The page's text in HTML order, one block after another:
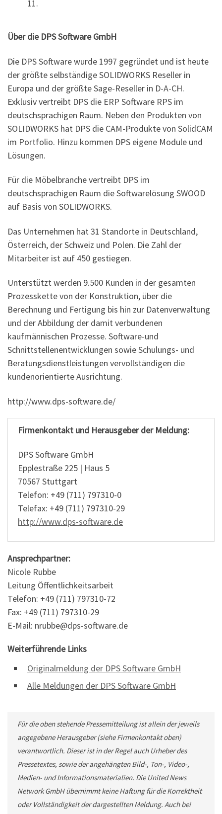
11.
Über die DPS Software GmbH
Die DPS Software wurde 1997 gegründet und ist heute
der größte selbständige SOLIDWORKS Reseller in
Europa und der größte Sage-Reseller in D-A-CH.
Exklusiv vertreibt DPS die ERP Software RPS im
deutschsprachigen Raum. Neben den Produkten von
SOLIDWORKS hat DPS die CAM-Produkte von SolidCAM
im Portfolio. Hinzu kommen DPS eigene Module und
Lösungen.
Für die Möbelbranche vertreibt DPS im
deutschsprachigen Raum die Softwarelösung SWOOD
auf Basis von SOLIDWORKS.
Das Unternehmen hat 31 Standorte in Deutschland,
Österreich, der Schweiz und Polen. Die Zahl der
Mitarbeiter ist auf 450 gestiegen.
Unterstützt werden 9.500 Kunden in der gesamten
Prozesskette von der Konstruktion, über die
Berechnung und Fertigung bis hin zur Datenverwaltung
und der Abbildung der damit verbundenen
kaufmännischen Prozesse. Software-und
Schnittstellenentwicklungen sowie Schulungs- und
Beratungsdienstleistungen vervollständigen die
kundenorientierte Ausrichtung.
http://www.dps-software.de/
Firmenkontakt und Herausgeber der Meldung:
DPS Software GmbH
Epplestraße 225 | Haus 5
70567 Stuttgart
Telefon: +49 (711) 797310-0
Telefax: +49 (711) 797310-29
http://www.dps-software.de
Ansprechpartner:
Nicole Rubbe
Leitung Öffentlichkeitsarbeit
Telefon: +49 (711) 797310-72
Fax: +49 (711) 797310-29
E-Mail: nrubbe@dps-software.de
Weiterführende Links
Originalmeldung der DPS Software GmbH
Alle Meldungen der DPS Software GmbH
Für die oben stehende Pressemitteilung ist allein der jeweils
angegebene Herausgeber (siehe Firmenkontakt oben)
verantwortlich. Dieser ist in der Regel auch Urheber des
Pressetextes, sowie der angehängten Bild-, Ton-, Video-,
Medien- und Informationsmaterialien. Die United News
Network GmbH übernimmt keine Haftung für die Korrektheit
oder Vollständigkeit der dargestellten Meldung. Auch bei